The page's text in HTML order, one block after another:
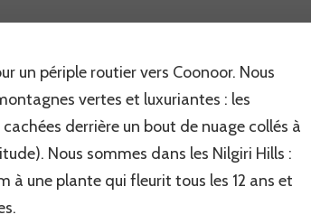
un périple routier vers Coonoor. Nous
vertes et luxuriantes : les
derrière un bout de nuage collés à
Nous sommes dans les Nilgiri Hills :
à une plante qui fleurit tous les 12 ans et